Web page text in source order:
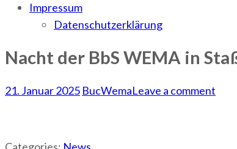
Impressum
Datenschutzerklärung
Nacht der BbS WEMA in
21. Januar 2025 BucWemaLeave a comment